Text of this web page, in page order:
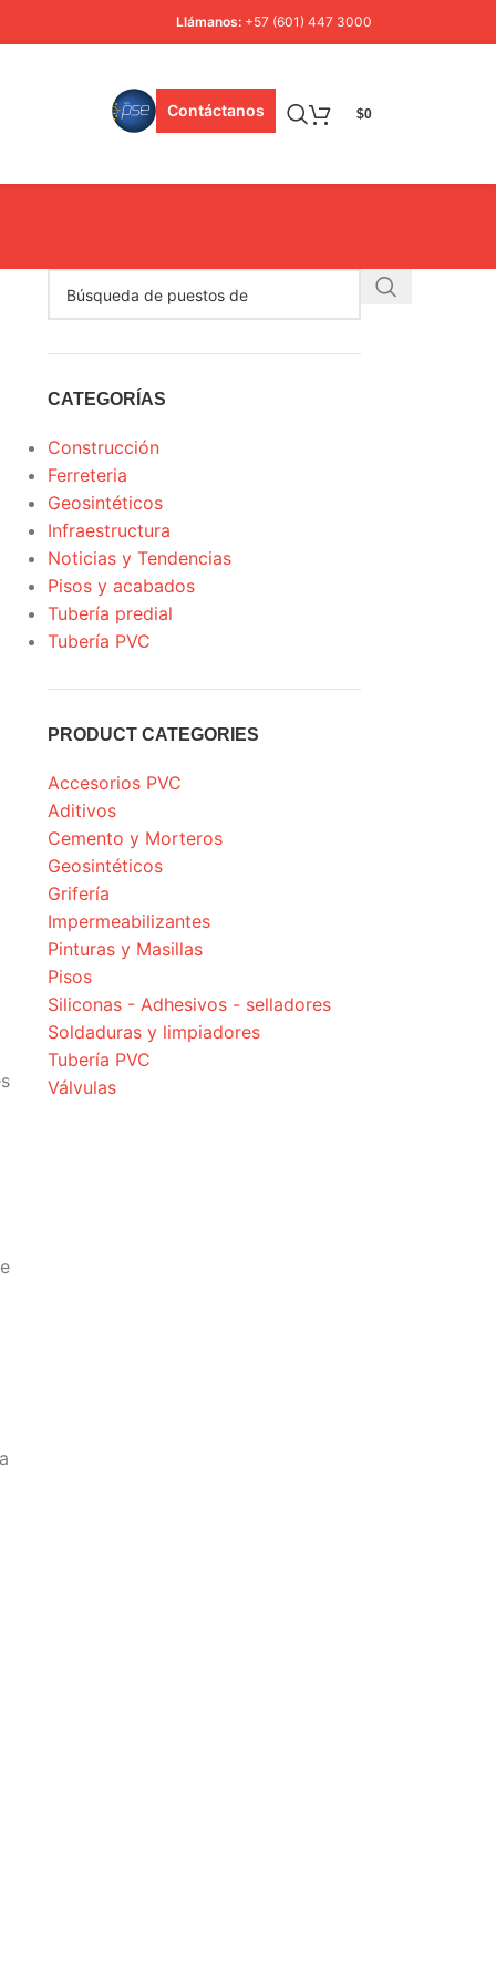
Llámanos: +57 (601) 447 3000
Contáctanos $0
CATEGORÍAS
Construcción
Ferreteria
Geosintéticos
Infraestructura
Noticias y Tendencias
Pisos y acabados
Tubería predial
Tubería PVC
PRODUCT CATEGORIES
Accesorios PVC
Aditivos
Cemento y Morteros
Geosintéticos
Grifería
Impermeabilizantes
Pinturas y Masillas
Pisos
Siliconas - Adhesivos - selladores
Soldaduras y limpiadores
Tubería PVC
Válvulas